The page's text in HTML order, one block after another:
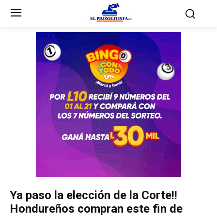
Partidos Políticos
Partido Liberal
Unificación Democrática
Anticorrupción
Partidos Políticos
Partido Liberal
Unificación Democrática
Anticorrupción
Ya paso la elección de la Corte!!
Hondureños compran este fin de